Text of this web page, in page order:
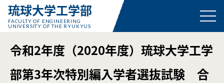
琉球大学工学部
FACULTY OF ENGINEERING
UNIVERSITY OF THE RYUKYUS
令和2年度（2020年度）琉球大学工学
部第3年次特別編入学者選抜試験 合